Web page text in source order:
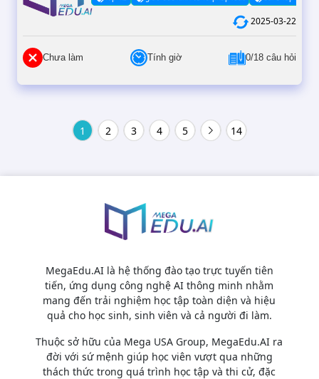
2025-03-22
Chưa làm Tính giờ 0/18 câu hỏi
1 2 3 4 5 14
MegaEdu.AI là hệ thống đào tạo trực tuyến tiên
tiến, ứng dụng công nghệ AI thông minh nhằm
mang đến trải nghiệm học tập toàn diện và hiệu
quả cho học sinh, sinh viên và cả người đi làm.
Thuộc sở hữu của Mega USA Group, MegaEdu.AI ra
đời với sứ mệnh giúp học viên vượt qua những
thách thức trong quá trình học tập và thi cử, đặc